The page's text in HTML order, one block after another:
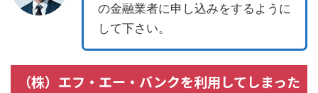
の金融業者に申し込みをするように
して下さい。
（株）エフ・エー・バンクを利用してしまった